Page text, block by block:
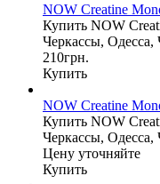
NOW Creatine
Купить NOW
Черкассы,
210грн.
Купить
NOW Creatine
Купить NOW
Черкассы,
Цену уточняйте
Купить